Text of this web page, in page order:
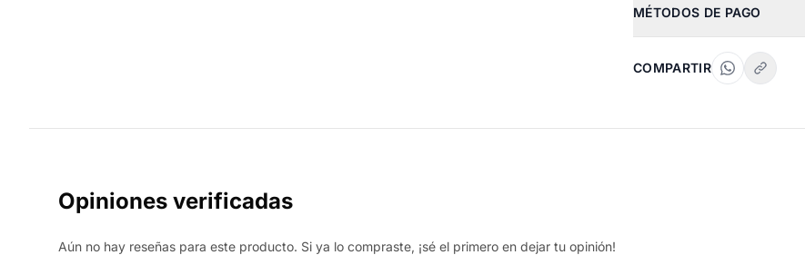
MÉTODOS DE PAGO
COMPARTIR
Opiniones verificadas
Aún no hay reseñas para este producto. Si ya lo compraste, ¡sé el primero en dejar tu opinión!